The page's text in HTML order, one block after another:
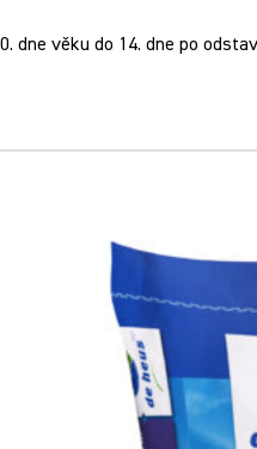
dne věku do 14. dne po